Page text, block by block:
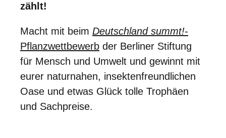
zählt!
Macht mit beim Deutschland summt!-
Pflanzwettbewerb der Berliner Stiftung
für Mensch und Umwelt und gewinnt mit
eurer naturnahen, insektenfreundlichen
Oase und etwas Glück tolle Trophäen
und Sachpreise.